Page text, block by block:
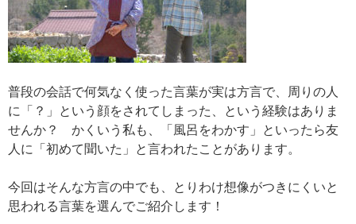
普段の会話で何気なく使った言葉が実は方言で、周りの人
に「？」という顔をされてしまった、という経験はありま
せんか？ かくいう私も、「風呂をわかす」といったら友
人に「初めて聞いた」と言われたことがあります。
今回はそんな方言の中でも、とりわけ想像がつきにくいと
思われる言葉を選んでご紹介します！